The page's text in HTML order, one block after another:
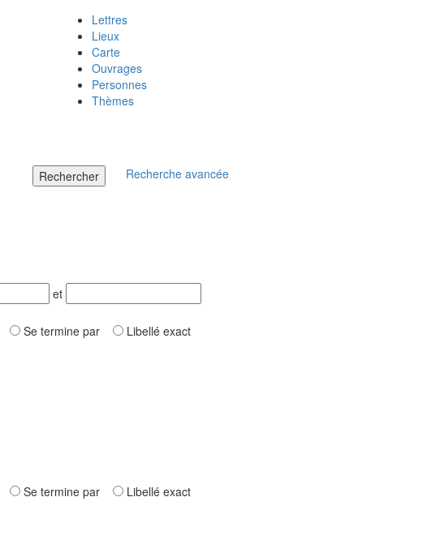
Lettres
Lieux
Carte
Ouvrages
Personnes
Thèmes
Rechercher Recherche avancée
et
Se termine par Libellé exact
Se termine par Libellé exact